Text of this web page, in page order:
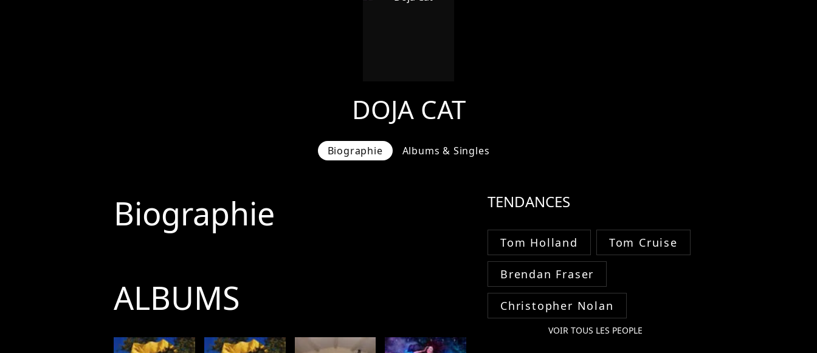
DOJA CAT
Biographie Albums & Singles
Biographie
ALBUMS
TENDANCES
Tom Holland Tom Cruise
Brendan Fraser
Christopher Nolan
VOIR TOUS LES PEOPLE